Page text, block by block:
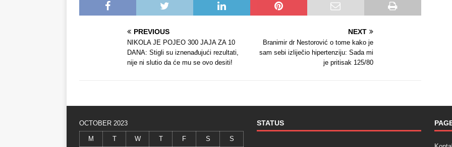
PREVIOUS
NIKOLA JE POJEO 300 JAJA ZA 10
DANA: Stigli su iznenađujući rezultati,
nije ni slutio da će mu se ovo desiti!
NEXT
Branimir dr Nestorović o tome kako je
sam sebi izliječio hipertenziju: Sada mi
je pritisak 125/80
OCTOBER 2023
M T W T F S S
STATUS